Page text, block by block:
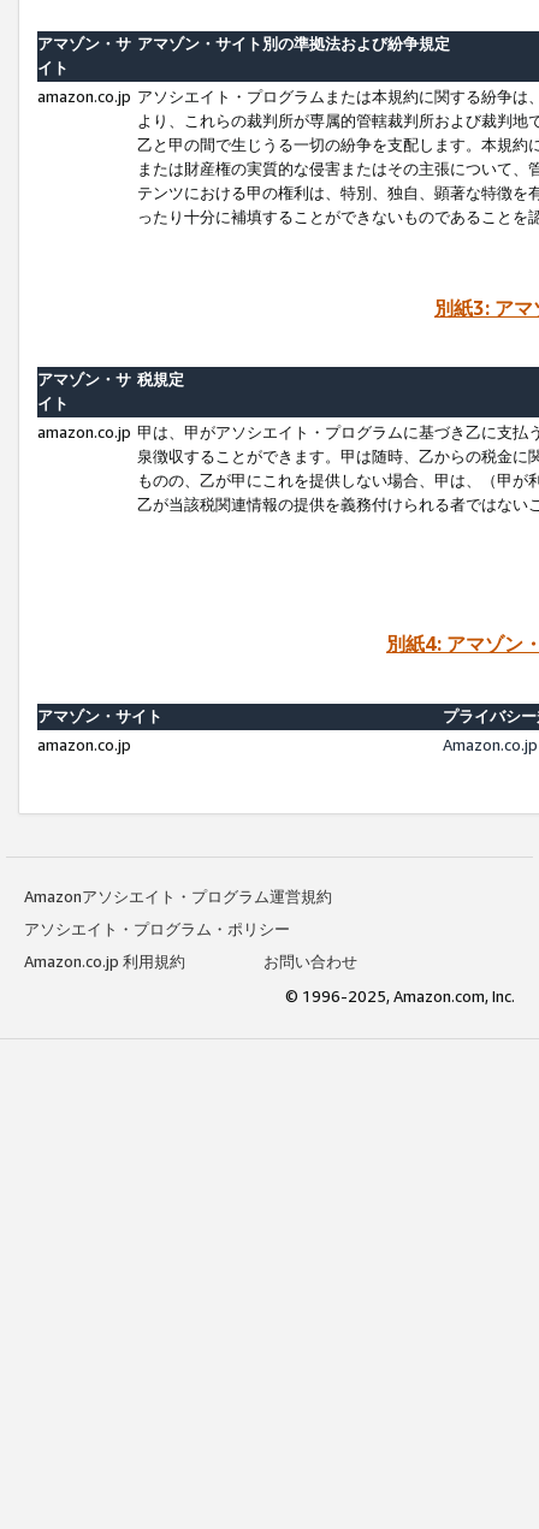
アマゾン・サ
イト
アマゾン・サイト別の準拠法および紛争規定
amazon.co.jp アソシエイト・プログラムまたは本規約に関する紛争
より、これらの裁判所が専属的管轄裁判所および裁判
乙と甲の間で生じうる一切の紛争を支配します。本規
または財産権の実質的な侵害またはその主張について
テンツにおける甲の権利は、特別、独自、顕著な特徴
ったり十分に補填することができないものであることを
別紙3: ア
アマゾン・サ
イト
税規定
amazon.co.jp 甲は、甲がアソシエイト・プログラムに基づき乙に支
泉徴収することができます。甲は随時、乙からの税金
ものの、乙が甲にこれを提供しない場合、甲は、（甲
乙が当該税関連情報の提供を義務付けられる者ではな
別紙4: アマゾン
アマゾン・サイト
プライバシ
amazon.co.jp
Amazonアソシエイト・プログラム運営規約
アソシエイト・プログラム・ポリシー
Amazon.co.jp 利用規約
お問い合わせ
© 1996-2025, Amazon.com, Inc.